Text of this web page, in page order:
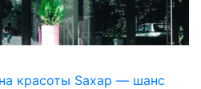
красоты Sахар — шанс